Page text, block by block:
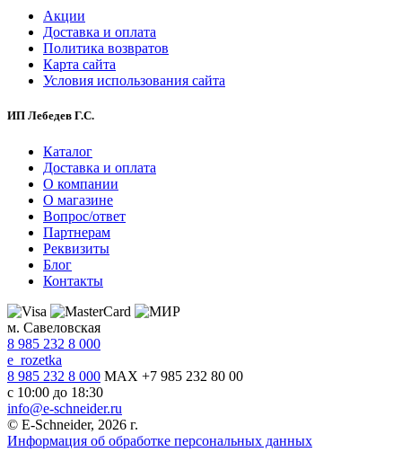
Акции
Доставка и оплата
Политика возвратов
Карта сайта
Условия использования сайта
ИП Лебедев Г.С.
Каталог
Доставка и оплата
О компании
О магазине
Вопрос/ответ
Партнерам
Реквизиты
Блог
Контакты
м. Савеловская
8 985 232 8 000
e_rozetka
8 985 232 8 000 MAX +7 985 232 80 00
с 10:00 до 18:30
info@e-schneider.ru
© E-Schneider, 2026 г.
Информация об обработке персональных данных